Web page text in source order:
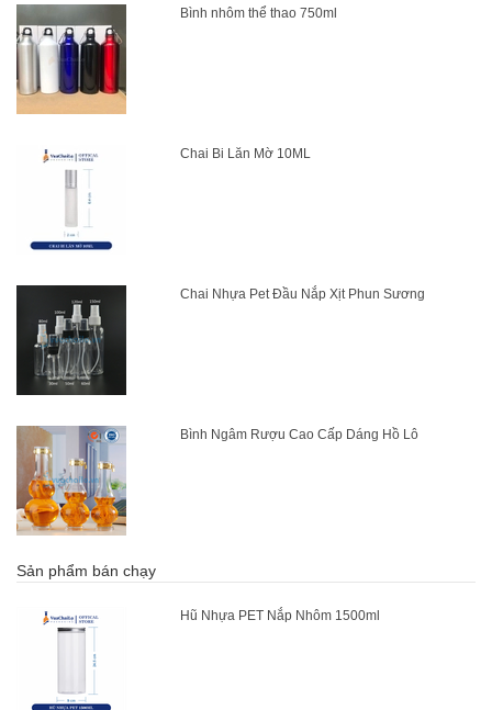
Bình nhôm thể thao 750ml
Chai Bi Lăn Mờ 10ML
Chai Nhựa Pet Đầu Nắp Xịt Phun Sương
Bình Ngâm Rượu Cao Cấp Dáng Hồ Lô
Sản phẩm bán chạy
Hũ Nhựa PET Nắp Nhôm 1500ml